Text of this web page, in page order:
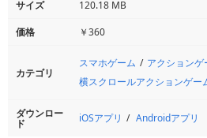
サイズ
120.18 MB
価格
￥360
カテゴリ
スマホゲーム アクションゲ
横スクロールアクションゲー
ダウンロー
ド iOSアプリ Androidアプリ